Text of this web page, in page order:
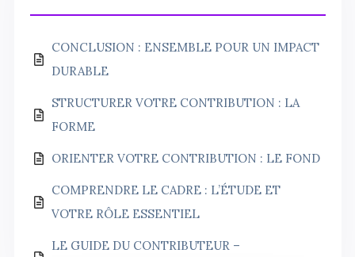
CONCLUSION : ENSEMBLE POUR UN IMPACT
DURABLE
STRUCTURER VOTRE CONTRIBUTION : LA
FORME
ORIENTER VOTRE CONTRIBUTION : LE FOND
COMPRENDRE LE CADRE : L’ÉTUDE ET
VOTRE RÔLE ESSENTIEL
LE GUIDE DU CONTRIBUTEUR –